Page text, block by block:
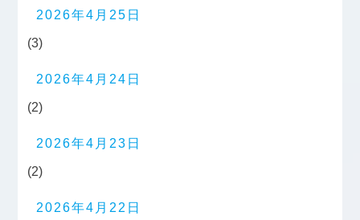
2026年4月25日
(3)
2026年4月24日
(2)
2026年4月23日
(2)
2026年4月22日